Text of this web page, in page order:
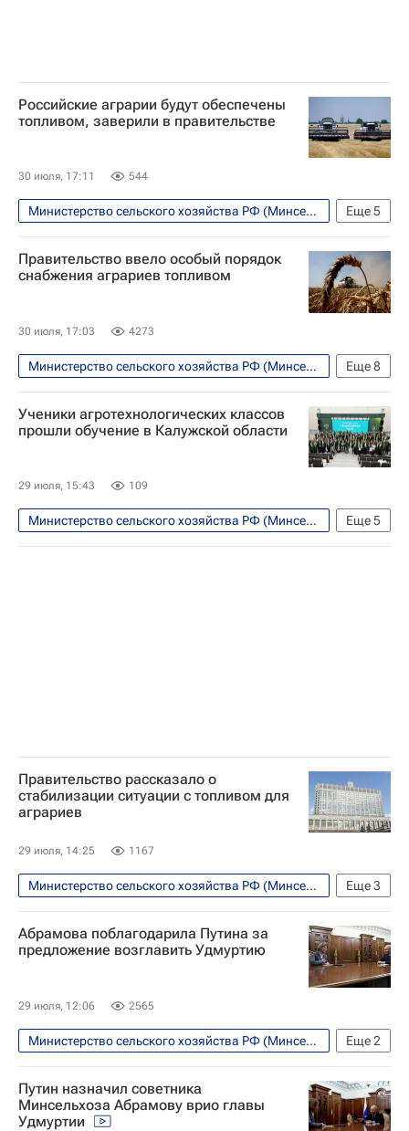
Российские аграрии будут обеспечены
топливом, заверили в правительстве
30 июля, 17:11 544
Еще5
Министерство сельского хозяйства РФ (Минсельхоз России)
Экономика
Россия
Правительство РФ
Топливо
Правительство ввело особый порядок
снабжения аграриев топливом
30 июля, 17:03 4273
Еще8
Министерство сельского хозяйства РФ (Минсельхоз России)
Россия
Экономика
Энергетика
Бензин
ДТ (дизельное топливо)
Ученики агротехнологических классов
прошли обучение в Калужской области
29 июля, 15:43 109
Еще5
Министерство сельского хозяйства РФ (Минсельхоз России)
Калужская область
Россия
Правительство рассказало о
стабилизации ситуации с топливом для
аграриев
29 июля, 14:25 1167
Еще3
Министерство сельского хозяйства РФ (Минсельхоз России)
Экономика
Россия
Александр Новак
Абрамова поблагодарила Путина за
предложение возглавить Удмуртию
29 июля, 12:06 2565
Еще2
Министерство сельского хозяйства РФ (Минсельхоз России)
Владимир Путин
Россия
Путин назначил советника
Минсельхоза Абрамову врио главы
Удмуртии